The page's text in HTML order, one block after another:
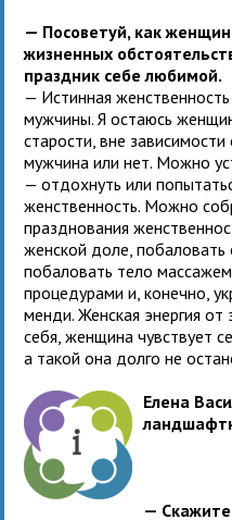
— Посоветуй, как
жизненных
праздник себе любимой.
— Истинная
мужчины. Я остаюсь
старости, вне зависимости
мужчина или нет. Можно
— отдохнуть или
женственность. Можно
празднования
женской доле, побаловать
побаловать тело
процедурами и, конечно,
менди. Женская энергия от
себя, женщина чувствует
а такой она долго не
Елена
—